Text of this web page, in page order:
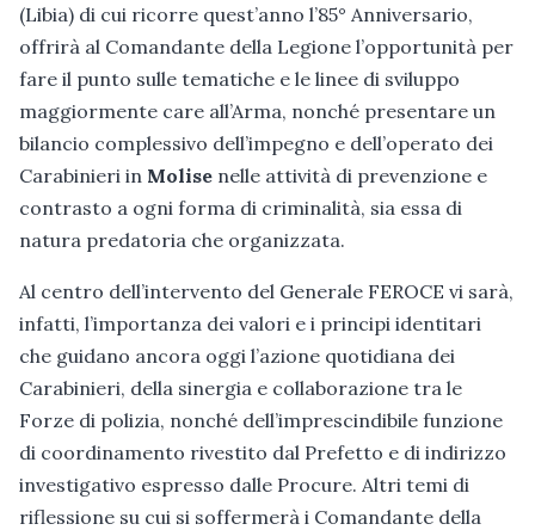
(Libia) di cui ricorre quest’anno l’85° Anniversario,
offrirà al Comandante della Legione l’opportunità per
fare il punto sulle tematiche e le linee di sviluppo
maggiormente care all’Arma, nonché presentare un
bilancio complessivo dell’impegno e dell’operato dei
Carabinieri in Molise nelle attività di prevenzione e
contrasto a ogni forma di criminalità, sia essa di
natura predatoria che organizzata.
Al centro dell’intervento del Generale FEROCE vi sarà,
infatti, l’importanza dei valori e i principi identitari
che guidano ancora oggi l’azione quotidiana dei
Carabinieri, della sinergia e collaborazione tra le
Forze di polizia, nonché dell’imprescindibile funzione
di coordinamento rivestito dal Prefetto e di indirizzo
investigativo espresso dalle Procure. Altri temi di
riflessione su cui si soffermerà i Comandante della